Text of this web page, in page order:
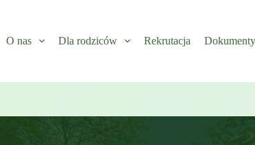
O nas Dla rodziców Rekrutacja Dokumenty